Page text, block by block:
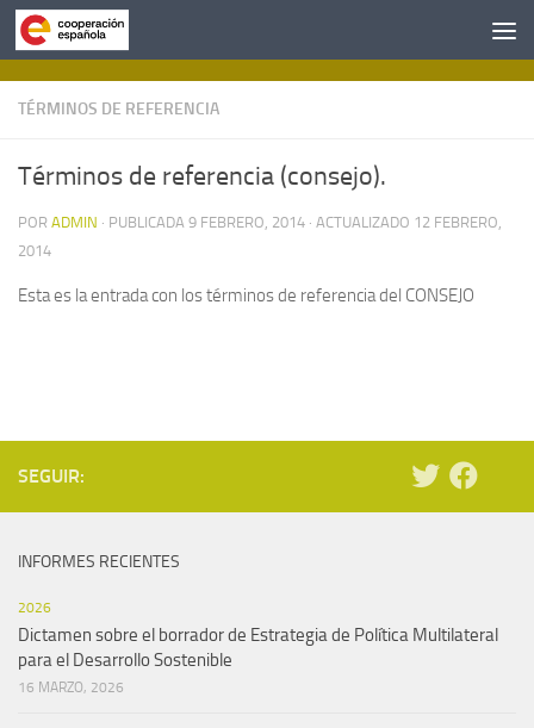
Saltar al contenido
TÉRMINOS DE REFERENCIA
Términos de referencia (consejo).
POR ADMIN · PUBLICADA 9 FEBRERO, 2014 · ACTUALIZADO 12 FEBRERO,
2014
Esta es la entrada con los términos de referencia del CONSEJO
SEGUIR:
INFORMES RECIENTES
2026
Dictamen sobre el borrador de Estrategia de Política Multilateral
para el Desarrollo Sostenible
16 MARZO, 2026